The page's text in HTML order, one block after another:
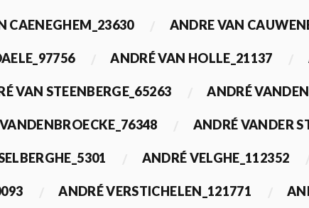
CAENEGHEM_23630 ANDRE VAN
ANDRÉ VAN HOLLE_21137
VAN STEENBERGE_65263 ANDRÉ
ANDRÉ VANDER
ANDRÉ VELGHE_112352
ANDRÉ VERSTICHELEN_121771